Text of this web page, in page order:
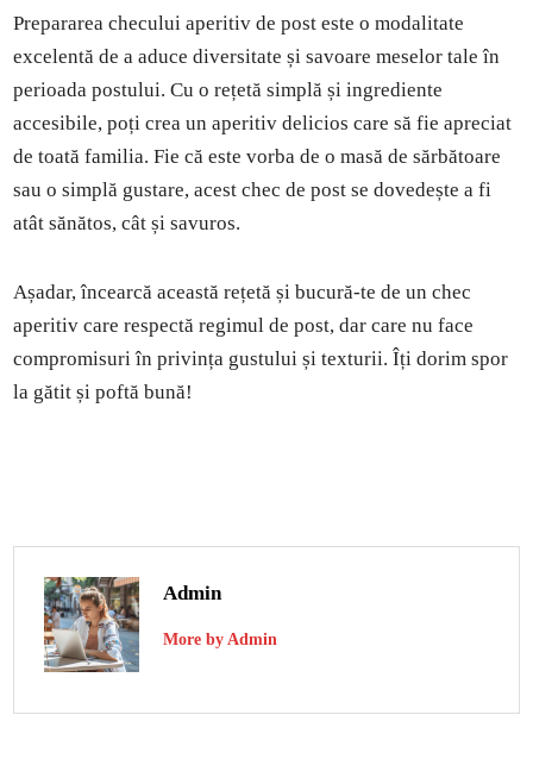
Prepararea checului aperitiv de post este o modalitate
excelentă de a aduce diversitate și savoare meselor tale în
perioada postului. Cu o rețetă simplă și ingrediente
accesibile, poți crea un aperitiv delicios care să fie apreciat
de toată familia. Fie că este vorba de o masă de sărbătoare
sau o simplă gustare, acest chec de post se dovedește a fi
atât sănătos, cât și savuros.
Așadar, încearcă această rețetă și bucură-te de un chec
aperitiv care respectă regimul de post, dar care nu face
compromisuri în privința gustului și texturii. Îți dorim spor
la gătit și poftă bună!
Admin
More by Admin